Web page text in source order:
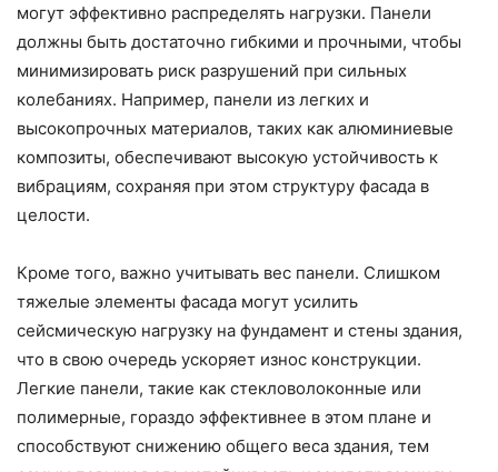
могут эффективно распределять нагрузки. Панели
должны быть достаточно гибкими и прочными, чтобы
минимизировать риск разрушений при сильных
колебаниях. Например, панели из легких и
высокопрочных материалов, таких как алюминиевые
композиты, обеспечивают высокую устойчивость к
вибрациям, сохраняя при этом структуру фасада в
целости.
Кроме того, важно учитывать вес панели. Слишком
тяжелые элементы фасада могут усилить
сейсмическую нагрузку на фундамент и стены здания,
что в свою очередь ускоряет износ конструкции.
Легкие панели, такие как стекловолоконные или
полимерные, гораздо эффективнее в этом плане и
способствуют снижению общего веса здания, тем